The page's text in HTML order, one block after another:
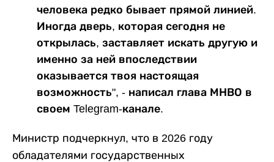
человека редко бывает прямой линией.
Иногда дверь, которая сегодня не
открылась, заставляет искать другую и
именно за ней впоследствии
оказывается твоя настоящая
возможность", - написал глава МНВО в
своем Telegram-канале.
Министр подчеркнул, что в 2026 году
обладателями государственных